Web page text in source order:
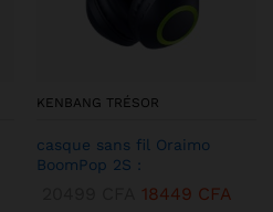
KENBANG TRÉSOR
casque sans fil Oraimo
BoomPop 2S :
18449 CFA